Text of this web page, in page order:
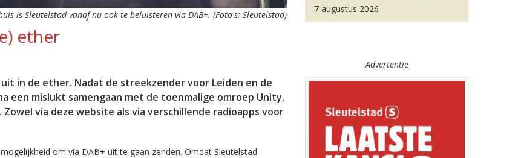
is Sleutelstad vanaf nu ook te beluisteren via DAB+. (Foto's: Sleutelstad)
ether
in de ether. Nadat de streekzender voor Leiden en de
een mislukt samengaan met de toenmalige omroep Unity,
via deze website als via verschillende radioapps voor
om via DAB+ uit te gaan zenden. Omdat Sleutelstad
7 augustus 2026
Advertentie